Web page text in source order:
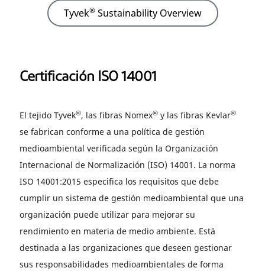
Tyvek®Sustainability Overview
Certificación ISO 14001
El tejido Tyvek®, las fibras Nomex® y las fibras Kevlar®
se fabrican conforme a una política de gestión
medioambiental verificada según la Organización
Internacional de Normalización (ISO) 14001. La norma
ISO 14001:2015 especifica los requisitos que debe
cumplir un sistema de gestión medioambiental que una
organización puede utilizar para mejorar su
rendimiento en materia de medio ambiente. Está
destinada a las organizaciones que deseen gestionar
sus responsabilidades medioambientales de forma